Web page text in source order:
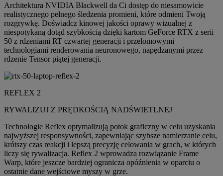
Architektura NVIDIA Blackwell da Ci dostęp do niesamowicie
realistycznego pełnego śledzenia promieni, które odmieni Twoją
rozgrywkę. Doświadcz kinowej jakości oprawy wizualnej z
niespotykaną dotąd szybkością dzięki kartom GeForce RTX z serii
50 z rdzeniami RT czwartej generacji i przełomowymi
technologiami renderowania neuronowego, napędzanymi przez
rdzenie Tensor piątej generacji.
REFLEX 2
RYWALIZUJ Z PRĘDKOŚCIĄ NADŚWIETLNEJ
Technologie Reflex optymalizują potok graficzny w celu uzyskania
najwyższej responsywności, zapewniając szybsze namierzanie celu,
krótszy czas reakcji i lepszą precyzję celowania w grach, w których
liczy się rywalizacja. Reflex 2 wprowadza rozwiązanie Frame
Warp, które jeszcze bardziej ogranicza opóźnienia w oparciu o
ostatnie dane wejściowe myszy w grze.